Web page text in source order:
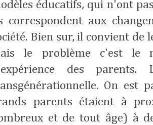
éducatifs, qui n'ont
correspondent aux
Bien sur, il convient de
le problème c'est le
des
On est
parents étaient à
et de tout âge) à